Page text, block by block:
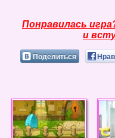
Понравилась
и
Поделиться